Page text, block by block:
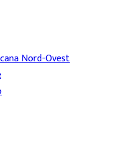
Nord-Ovest